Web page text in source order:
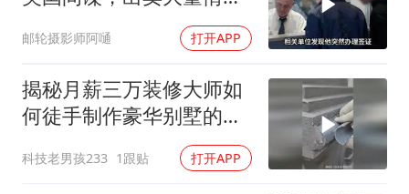
报，让国家损失惨重
邮轮摄影师阿嗵 打开APP
揭秘月薪三万装修大师如
何徒手制作豪华别墅的罗
科技老男孩233 1跟贴 打开APP